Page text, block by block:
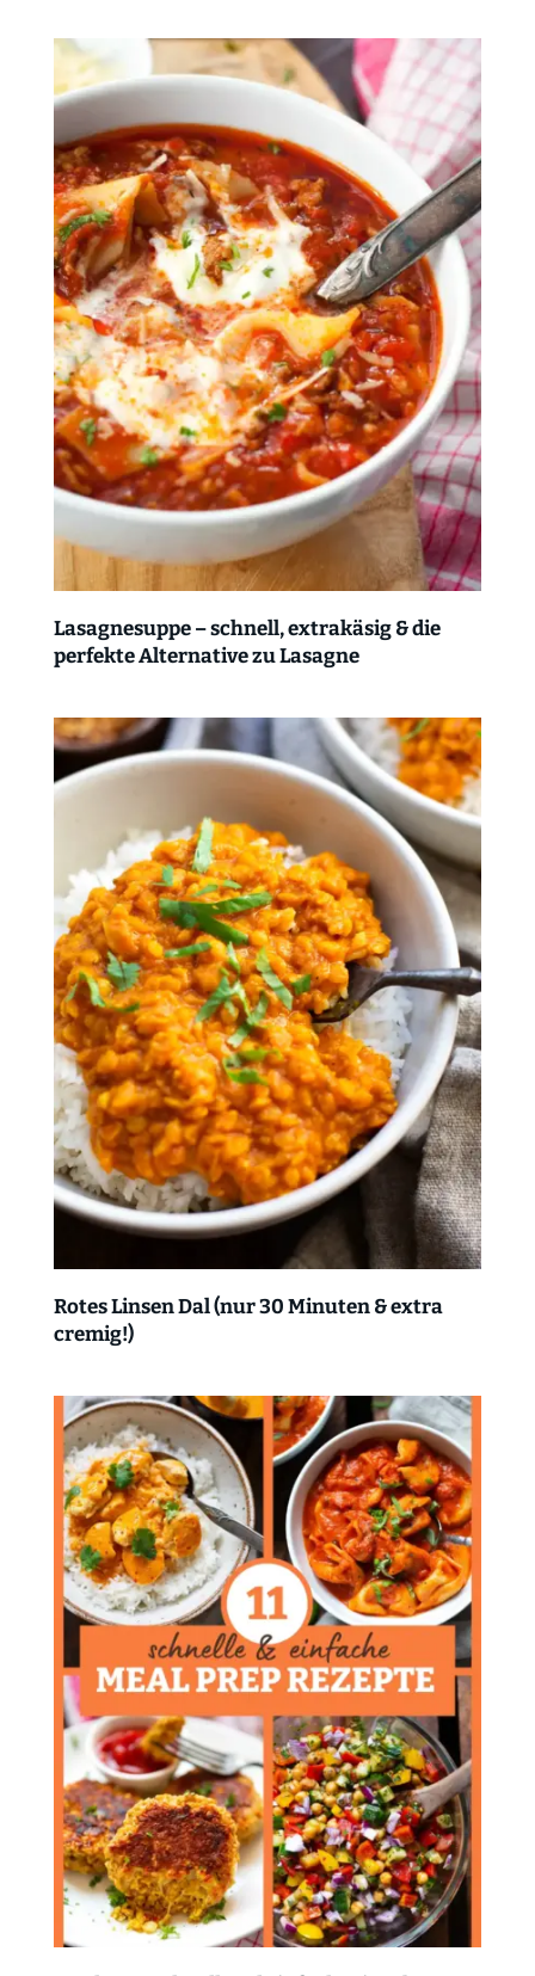
Lasagnesuppe – schnell, extrakäsig & die
perfekte Alternative zu Lasagne
Rotes Linsen Dal (nur 30 Minuten & extra
cremig!)